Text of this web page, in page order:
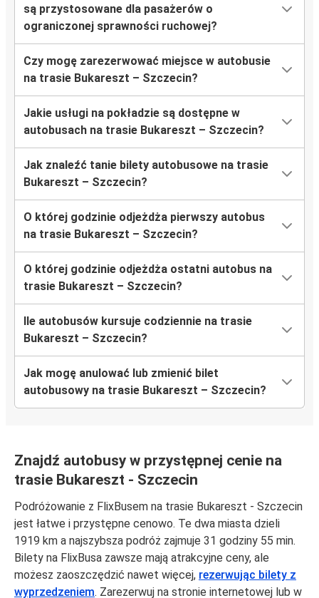
są przystosowane dla pasażerów o
ograniczonej sprawności ruchowej?
Czy mogę zarezerwować miejsce w autobusie
na trasie Bukareszt – Szczecin?
Jakie usługi na pokładzie są dostępne w
autobusach na trasie Bukareszt – Szczecin?
Jak znaleźć tanie bilety autobusowe na trasie
Bukareszt – Szczecin?
O której godzinie odjeżdża pierwszy autobus
na trasie Bukareszt – Szczecin?
O której godzinie odjeżdża ostatni autobus na
trasie Bukareszt – Szczecin?
Ile autobusów kursuje codziennie na trasie
Bukareszt – Szczecin?
Jak mogę anulować lub zmienić bilet
autobusowy na trasie Bukareszt – Szczecin?
Znajdź autobusy w przystępnej cenie na
trasie Bukareszt - Szczecin
Podróżowanie z FlixBusem na trasie Bukareszt - Szczecin
jest łatwe i przystępne cenowo. Te dwa miasta dzieli
1919 km a najszybsza podróż zajmuje 31 godziny 55 min.
Bilety na FlixBusa zawsze mają atrakcyjne ceny, ale
możesz zaoszczędzić nawet więcej, rezerwując bilety z
wyprzedzeniem. Zarezerwuj na stronie internetowej lub w